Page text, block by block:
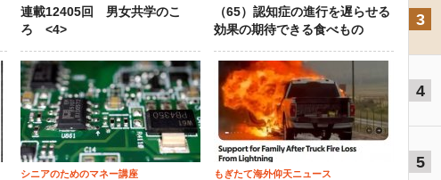
連載12405回 男女共学のこ
ろ <4>
（65）認知症の進行を遅らせる
効果の期待できる食べもの
シニアのためのマネー講座 もぎたて海外仰天ニュース
3
4
5